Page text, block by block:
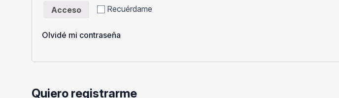
Recuérdame
Acceso
Olvidé mi contraseña
Quiero registrarme